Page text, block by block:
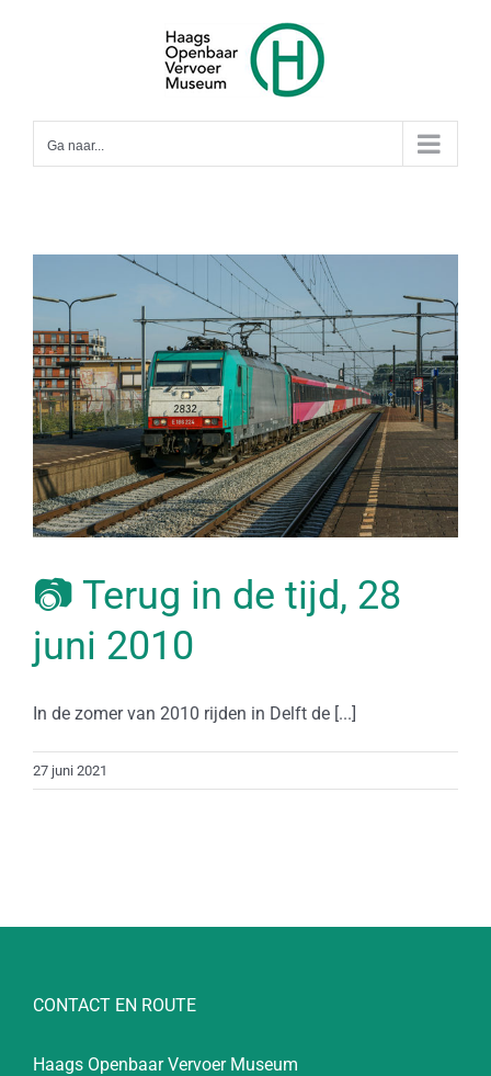
Ga naar...
📷 Terug in de tijd, 28
juni 2010
In de zomer van 2010 rijden in Delft de [...]
27 juni 2021
CONTACT EN ROUTE
Haags Openbaar Vervoer Museum